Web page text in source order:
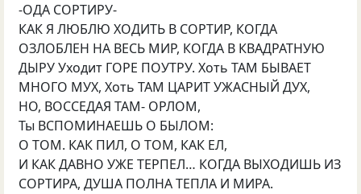
-ОДА СОРТИРУ-
КАК Я ЛЮБЛЮ ХОДИТЬ В СОРТИР, КОГДА
ОЗЛОБЛЕН НА ВЕСЬ МИР, КОГДА В КВАДРАТНУЮ
ДЫРУ Уходит ГОРЕ ПОУТРУ. Хоть ТАМ БЫВАЕТ
МНОГО МУХ, Хоть ТАМ ЦАРИТ УЖАСНЫЙ ДУХ,
НО, ВОССЕДАЯ ТАМ- ОРЛОМ,
Ты ВСПОМИНАЕШЬ О БЫЛОМ:
О ТОМ. КАК ПИЛ, О ТОМ, КАК ЕЛ,
И КАК ДАВНО УЖЕ ТЕРПЕЛ… КОГДА ВЫХОДИШЬ ИЗ
СОРТИРА, ДУША ПОЛНА ТЕПЛА И МИРА.